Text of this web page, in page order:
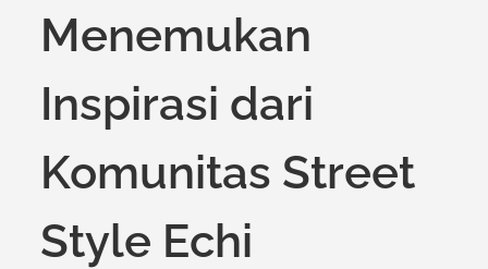
Menemukan
Inspirasi dari
Komunitas Street
Style Echi